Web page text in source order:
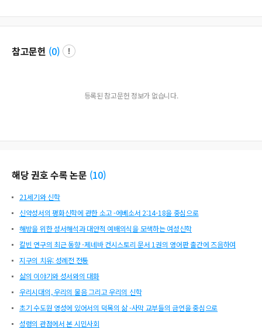
참고문헌 (0)
등록된 참고문헌 정보가 없습니다.
해당 권호 수록 논문 (10)
21세기와 신학
신약성서의 평화신학에 관한 소고 -에베소서 2:14-18을 중심으로
해방을 위한 성서해석과 대안적 예배의식을 모색하는 여성신학
칼빈 연구의 최근 동향 -제네바 컨시스토리 문서 1권의 영어판 출간에 즈음하여
지구의 치유: 성례전 전통
삶의 이야기와 성서와의 대화
우리시대의, 우리의 물음 그리고 우리의 신학
초기 수도원 영성에 있어서의 덕목의 삶 -사막 교부들의 금언을 중심으로
성령의 관점에서 본 시민사회